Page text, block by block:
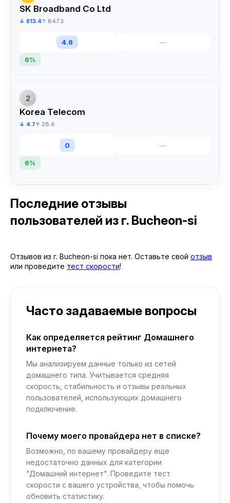
SK Broadband Co Ltd
↓ 813.4↑ 847.3
4.6 —
6%
2
Korea Telecom
↓ 4.7↑ 28.6
0 —
6%
Последние отзывы
пользователей из г. Bucheon-si
Отзывов из г. Bucheon-si пока нет. Оставьте свой отзыв
или проведите тест скорости!
Часто задаваемые вопросы
Как определяется рейтинг Домашнего
интернета?
Мы анализируем данные только из сетей
домашнего типа. Учитывается средняя
скорость, стабильность и отзывы реальных
пользователей, использующих домашнего
подключение.
Почему моего провайдера нет в списке?
Возможно, по вашему провайдеру еще
недостаточно данных для категории
"Домашний интернет". Проведите тест
скорости с вашего устройства, чтобы помочь
обновить статистику.